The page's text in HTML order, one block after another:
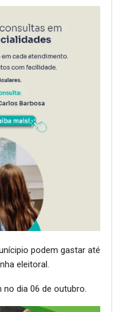
podem gastar até
eleitoral.
dia 06 de outubro.